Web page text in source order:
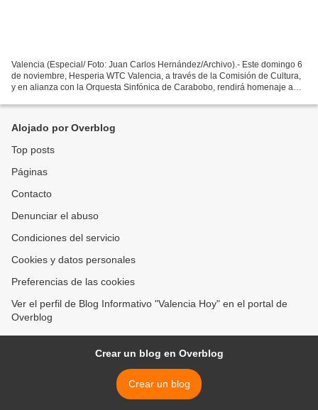
Valencia (Especial/ Foto: Juan Carlos Hernández/Archivo).- Este domingo 6
de noviembre, Hesperia WTC Valencia, a través de la Comisión de Cultura,
y en alianza con la Orquesta Sinfónica de Carabobo, rendirá homenaje a
Alojado por Overblog
Top posts
Páginas
Contacto
Denunciar el abuso
Condiciones del servicio
Cookies y datos personales
Preferencias de las cookies
Ver el perfil de Blog Informativo "Valencia Hoy" en el portal de
Overblog
Crear un blog en Overblog
Crear un blog